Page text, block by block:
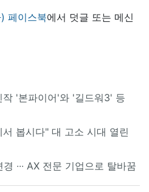
페이스북에서 덧글 또는 메신
작 '본파이어'와 '길드워3' 등
봅시다" 대 고소 시대 열린
∙∙∙ AX 전문 기업으로 탈바꿈